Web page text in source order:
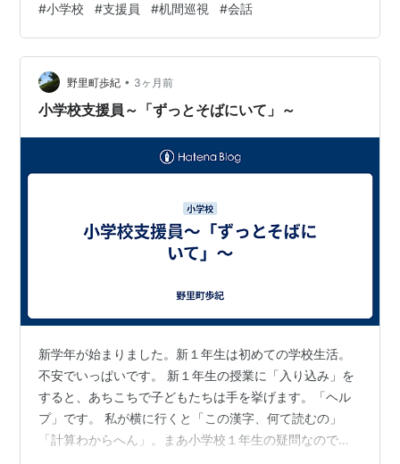
ます。 児童「これね。イチゴのアイスを描いてるの」 私
「へえ、美味しそうだね」 児童「でも私は、本当はメロ
ン味が１番好きなんだよね」 私 「そうなの」 児童「け
ど、メロンの色は難しいからイチゴにしたの」 私 「だか
ら赤いんだ」 児童「イチゴアイスは３番目に好きなの」
#小学校 #支援員 #机間巡視 #会話
野里町歩紀 • 3ヶ月前
小学校支援員～「ずっとそばにいて」～
新学年が始まりました。新１年生は初めての学校生活。
不安でいっぱいです。 新１年生の授業に「入り込み」を
すると、あちこちで子どもたちは手を挙げます。「ヘル
プ」です。 私が横に行くと「この漢字、何て読むの」
「計算わからへん」。まあ小学校１年生の疑問なので、